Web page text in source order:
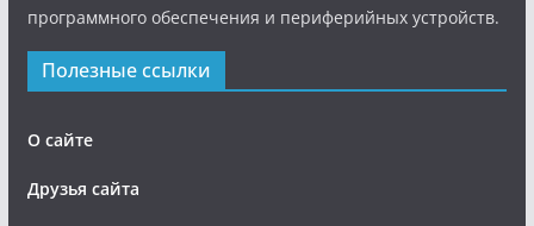
программного обеспечения и периферийных устройств.
Полезные ссылки
О сайте
Друзья сайта